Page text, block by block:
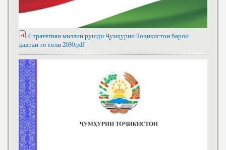
Стратегияи миллии рушди Ҷумҳурии Тоҷикистон барои
давраи то соли 2030.pdf